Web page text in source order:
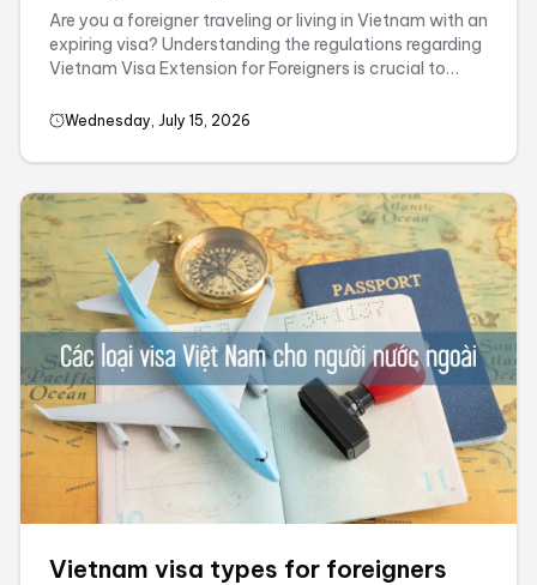
Procedures
Are you a foreigner traveling or living in Vietnam with an
expiring visa? Understanding the regulations regarding
Vietnam Visa Extension for Foreigners is crucial to
Wednesday, July 15, 2026
Vietnam visa types for foreigners